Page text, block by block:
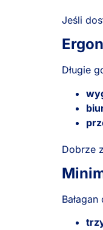
Jeśli
Długie
Dobrze